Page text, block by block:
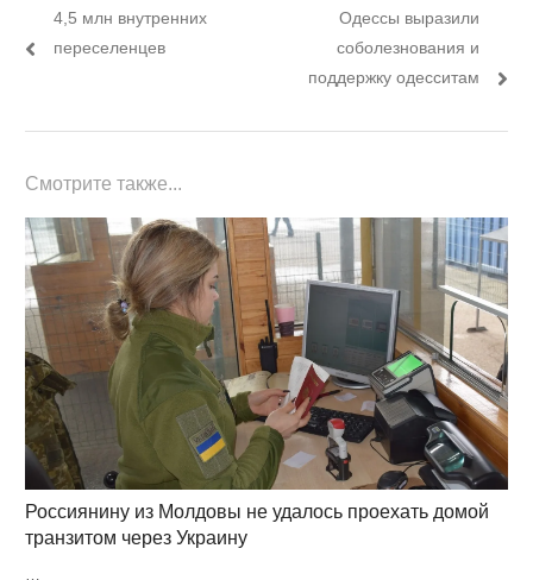
записям
пост:
4,5 млн внутренних
переселенцев
пост:
Одессы выразили
соболезнования и
поддержку одесситам
Смотрите также...
Россиянину из Молдовы не удалось проехать домой
транзитом через Украину